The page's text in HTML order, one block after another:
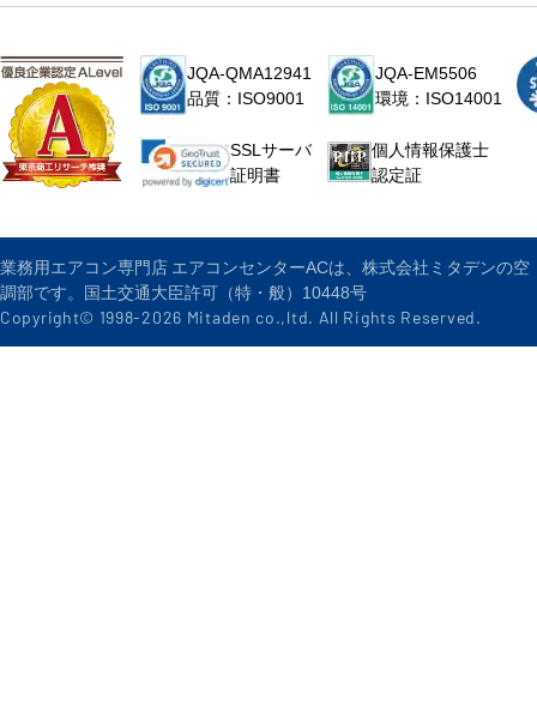
JQA-QMA12941
品質：ISO9001
JQA-EM5506
環境：ISO14001
SSLサーバ
証明書
個人情報保護士
認定証
業務用エアコン専門店 エアコンセンターACは、株式会社ミタデンの空
調部です。国土交通大臣許可（特・般）10448号
Copyright© 1998-2026 Mitaden co.,ltd. All Rights Reserved.